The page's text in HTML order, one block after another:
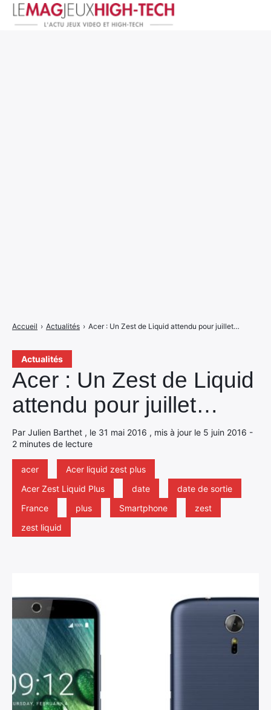
Actualités
Acer : Un Zest de Liquid
attendu pour juillet…
Par Julien Barthet , le 31 mai 2016 , mis à jour le 5 juin 2016 -
2 minutes de lecture
acer
Acer liquid zest plus
Acer Zest Liquid Plus
date
date de sortie
France
plus Smartphone
zest
zest liquid
Accueil › Actualités › Acer : Un Zest de Liquid attendu pour juillet…